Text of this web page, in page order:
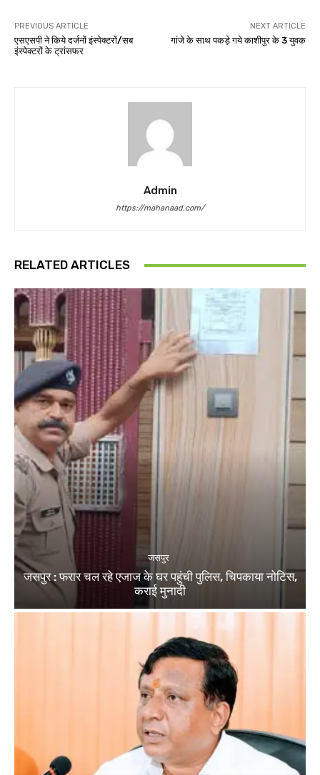
PREVIOUS ARTICLE
एसएसपी ने किये दर्जनों इंस्पेक्टरों/सब
इंस्पेक्टरों के ट्रांसफर
NEXT ARTICLE
गांजे के साथ पकड़े गये काशीपुर के 3 युवक
Admin
https://mahanaad.com/
RELATED ARTICLES
जसपुर
जसपुर : फरार चल रहे एजाज के घर पहुंची पुलिस, चिपकाया नोटिस,
कराई मुनादी